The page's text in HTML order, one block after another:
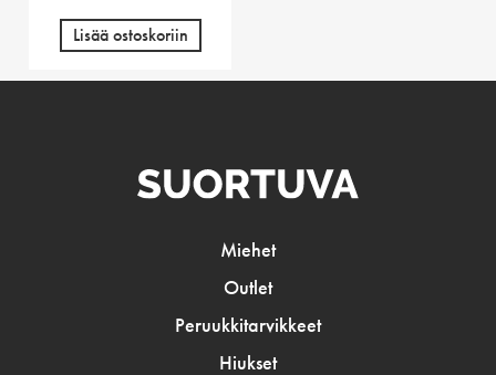
Lisää ostoskoriin
Miehet
Outlet
Peruukkitarvikkeet
Hiukset